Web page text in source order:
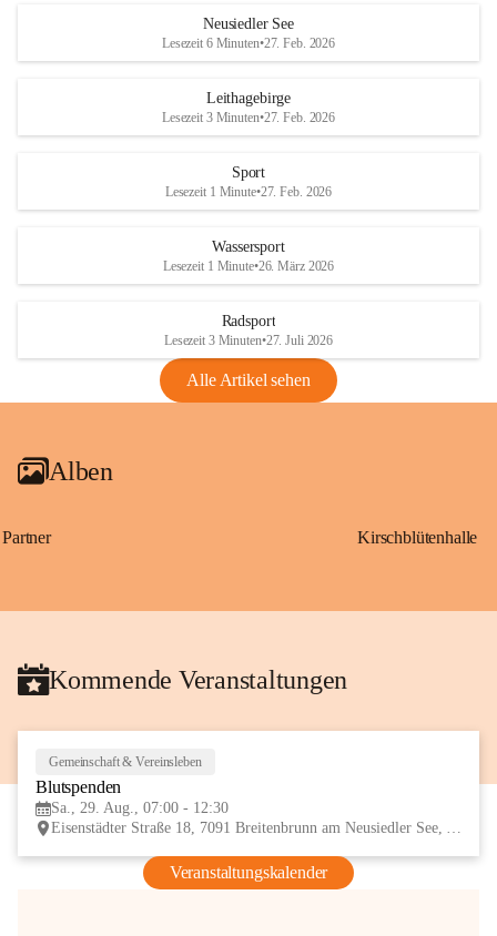
S
und den daraus folgenden wirtschaftlichen
Maßnahmen zur Bekämpfung
Rebe und der Amerikanischen
Anhang VBl. EU Nr. 18
1 Seite•1,4 MB
VBl. EU Nr. 18_2026
r
S
Neusiedler See
Lesezeit 6 Minuten•27. Feb. 2026
Leithagebirge
Lesezeit 3 Minuten•27. Feb. 2026
Sport
Lesezeit 1 Minute•27. Feb. 2026
Wassersport
Lesezeit 1 Minute•26. März 2026
Radsport
Lesezeit 3 Minuten•27. Juli 2026
Alle Artikel sehen
Alben
Partner Kirschblütenhalle
Kommende Veranstaltungen
Gemeinschaft & Vereinsleben
Blutspenden
Sa., 29. Aug., 07:00 - 12:30
Eisenstädter Straße 18, 7091 Breitenbrunn am Neusiedler See, AUT
Veranstaltungskalender